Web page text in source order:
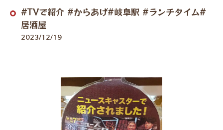
#TVで紹介 #からあげ#岐阜駅 #ランチタイム#
居酒屋
2023/12/19